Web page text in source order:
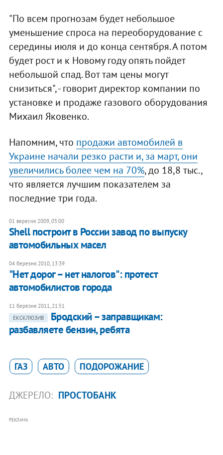
"По всем прогнозам будет небольшое
уменьшение спроса на переоборудование с
середины июля и до конца сентября. А потом
будет рост и к Новому году опять пойдет
небольшой спад. Вот там цены могут
снизиться", - говорит директор компании по
установке и продаже газового оборудования
Михаил Яковенко.
Напомним, что продажи автомобилей в
Украине начали резко расти и, за март, они
увеличились более чем на 70%, до 18,8 тыс.,
что является лучшим показателем за
последние три года.
01 вересня 2009, 05:00
Shell построит в России завод по выпуску
автомобильных масел
04 березня 2010, 13:39
"Нет дорог – нет налогов": протест
автомобилистов города
11 березня 2011, 21:51
ЕКСКЛЮЗИВ
Бродский – заправщикам:
разбавляете бензин, ребята
ГАЗ АВТО ПОДОРОЖАНИЕ
ДЖЕРЕЛО: ПРОСТОБАНК
РЕКЛАМА